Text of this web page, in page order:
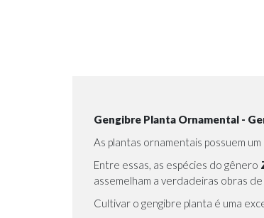
Gengibre Planta Ornamental -
As plantas ornamentais possuem
Entre essas, as espécies do gênero
assemelham a verdadeiras obras
Cultivar o gengibre planta é uma